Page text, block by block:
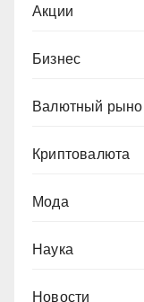
Акции
Бизнес
Валютный
Криптовалюта
Мода
Наука
Новости